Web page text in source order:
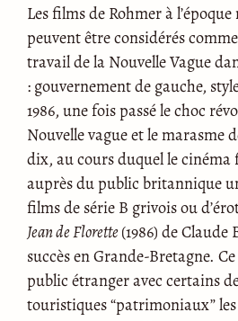
Les films de Rohmer à
peuvent être considérés
travail de la Nouvelle Vague
: gouvernement de gauche,
1986, une fois passé le choc
Nouvelle vague et le marasme
dix, au cours duquel le
auprès du public britannique
films de série B grivois ou
Jean de Florette(1986) de
succès en Grande-Bretagne.
public étranger avec certains
touristiques “patrimoniaux”